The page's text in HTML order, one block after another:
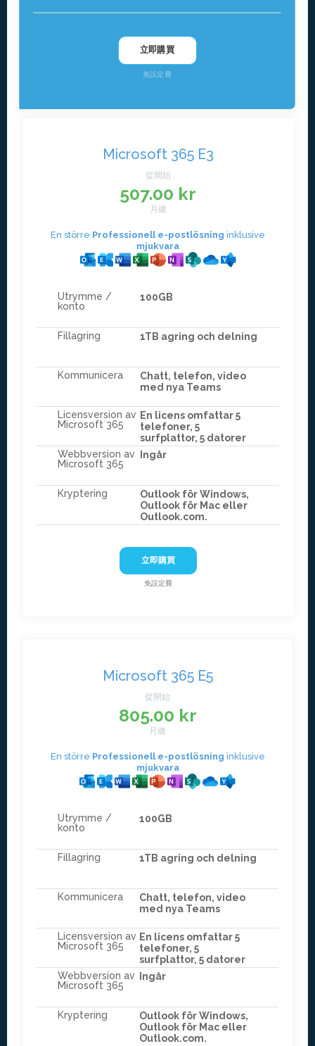
立即購買
免設定費
Microsoft 365 E3
從開始
507.00 kr
月繳
En större Professionell e-postlösning inklusive
mjukvara
100GB
Utrymme /
konto
1TB agring och delning
Fillagring
Chatt, telefon, video
med nya Teams
Kommunicera
En licens omfattar 5
telefoner, 5
surfplattor, 5 datorer
Licensversion av
Microsoft 365
Ingår
Webbversion av
Microsoft 365
Outlook för Windows,
Outlook för Mac eller
Outlook.com.
Kryptering
立即購買
免設定費
Microsoft 365 E5
從開始
805.00 kr
月繳
En större Professionell e-postlösning inklusive
mjukvara
100GB
Utrymme /
konto
1TB agring och delning
Fillagring
Chatt, telefon, video
med nya Teams
Kommunicera
En licens omfattar 5
telefoner, 5
surfplattor, 5 datorer
Licensversion av
Microsoft 365
Ingår
Webbversion av
Microsoft 365
Outlook för Windows,
Outlook för Mac eller
Outlook.com.
Kryptering